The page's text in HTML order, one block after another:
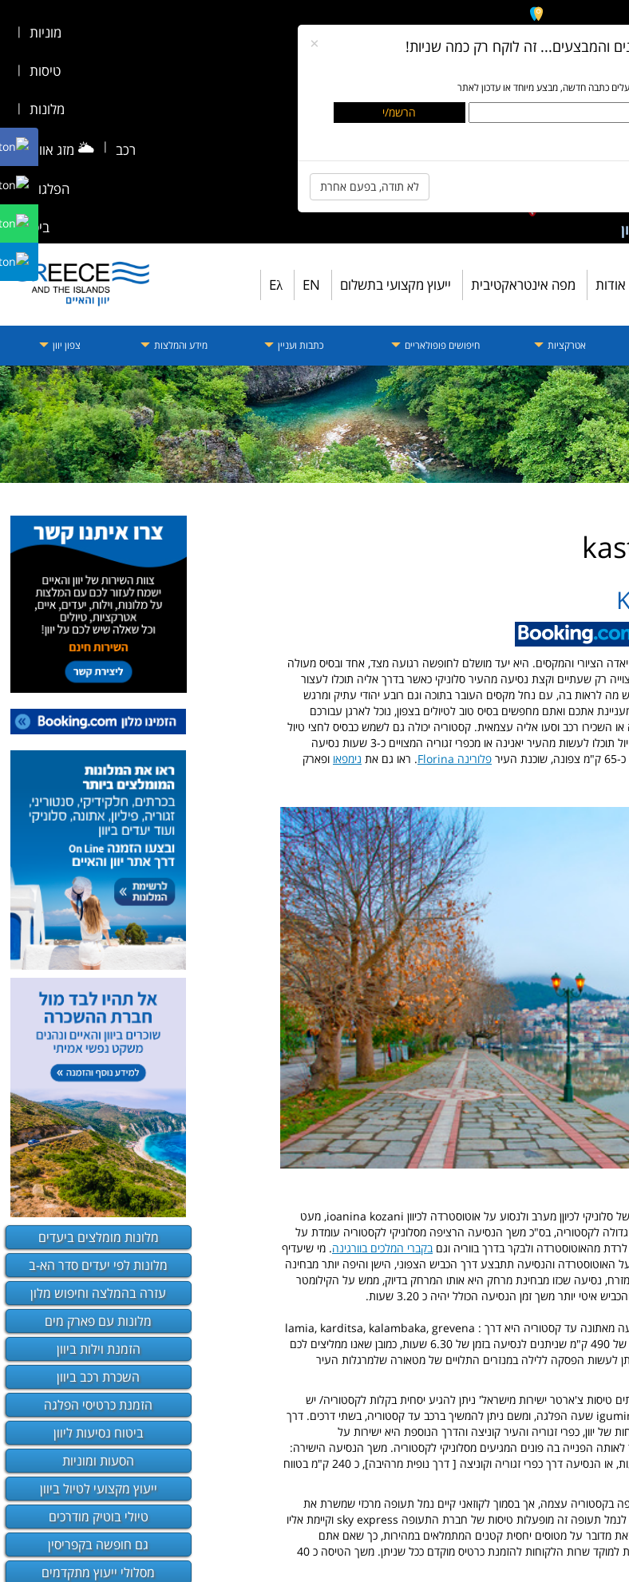
מוניות |
טיסות |
מלונות |
רכב |
🌥️ מזג אוויר |
הפלגות |
ביטוח
אודות מפה אינטראקטיבית ייעוץ מקצועי בתשלום EN
Eλ
אטרקציות חיפושים פופולאריים כתבות ועניין מידע והמלצות צפון יוון
× והמבצעים... זה לוקח רק כמה שניות!
כתבה חדשה, מבצע מיוחד או עדכון לאתר
לא תודה, בפעם אחרת
הציורי והמקסים. היא יעד מושלם לחופשה רגועה מצד, אחד ובסיס מעולה
רק שעתיים וקצת נסיעה מהעיר סלוניקי כאשר בדרך אליה תוכלו לעצור
מה לראות בה, עם נחל מקסים העובר בתוכה וגם רובע יהודי עתיק ומרגש
אתכם ואתם מחפשים בסיס טוב לטיולים בצפון, נוכל לארגן עבורכם
השכירו רכב וסעו אליה עצמאית. קסטוריה יכולה גם לשמש כבסיס לחצי טיול
בצפון יוון, כאשר את חציו השני של הטיול תוכלו לעשות מהעיר יאנינה או מכפרי זגוריה המצויים כ-3 שעות נסיעה
פלורינה Florina . ראו גם את נימפאו ופארק
- יש לצאת מנמל התעופה של סלוניקי לכיוןן מערב ולנסוע על אוטוסטרדה לכיוון ioanina kozani, מעט
וגדולה לקסטוריה, בס"כ משך הנסיעה הרציפה מסלוניקי לקסטוריה עומדת על
בקברי המלכים בוורגינה. מי שיעדיף
האוטוסטרדה והנסיעה תתבצע דרך הכביש הצפוני, הישן והיפה יותר מבחינה
מזרח, נסיעה שכזו מבחינת מרחק היא אותו המרחק בדיוק, ממש על הקילומטר
יותר משך זמן הנסיעה הכולל יהיה כ 3.20 שעות.
- הדרך המהירה ביותר לנסיעה מאתונה עד קסטוריה היא דרך : lamia, karditsa, kalambaka, grevena
ועד קסטוריה, מדובר על נסיעה כוללת של 490 ק"מ שניתנים לנסיעה בזמן של 6.30 שעות, כמובן שאנו ממליצים לכם
לעשות הפסקה ללילה במנזרים התלויים של מטאורה שלמרגלות העיר
טיסות צ'ארטר ישירות מישראל' ניתן להגיע יסחית בקלות לקסטוריה/ יש
להפליג הפלגה קצרה מקורפו ל iguminitsa שעה הפלגה, ומשם ניתן להמשיך ברכב עד קסטוריה, בשתי דרכים. דרך
יוון, כפרי זגוריה והעיר קוניצה והדרך הנוספת היא ישירות על
הפנייה בה פונים המגיעים מסלוניקי לקסטוריה. משך הנסיעה הישירה:
225 ק"מ הניתנים לביצוע ב 2.30 שעות, או הנסיעה דרך כפרי זגוריה וקוניצה [ דרך נופית מרהיבה], כ 240 ק"מ בטווח
בקסטוריה עצמה, אך בסמוך לקוזאני קיים נמל תעופה מרכזי שמשרת את
kastoria, kozani והסביבה הקרובה. לנמל תעופה זה מופעלות טיסות של חברת התעופה sky express וקיימת אליו
מדובר על מטוסים יחסית קטנים המתמלאים במהירות, כך שאם אתם
מעוניינים בטיסה לקסטוריה, רצוי לפנות למוקד שרות הלקוחות להזמנת כרטיס מוקדם ככל שניתן. משך הטיסה כ 40
מלונות מומלצים ביעדים
מלונות לפי יעדים סדר הא-ב
עזרה בהמלצה וחיפוש מלון
מלונות עם פארק מים
הזמנת וילות ביוון
השכרת רכב ביוון
הזמנת כרטיסי הפלגה
ביטוח נסיעות ליוון
הסעות ומוניות
ייעוץ מקצועי לטיול ביוון
טיולי בוטיק מודרכים
גם חופשה בקפריסין
מסלולי ייעוץ מתקדמים